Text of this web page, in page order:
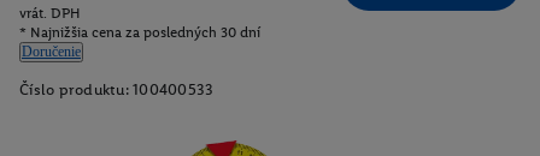
vrát. DPH
* Najnižšia cena za posledných 30 dní
Doručenie
Číslo produktu: 100400533